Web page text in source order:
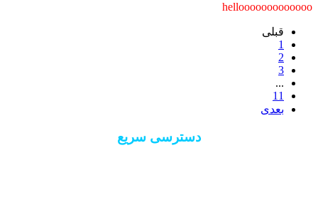
hellooooooooooooo
قبلی
1
2
3
...
11
بعدی
دسترسی سریع